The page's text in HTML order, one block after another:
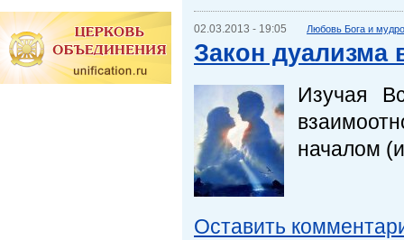
02.03.2013 - 19:05 Любовь Бога и
Закон дуализма
Изучая
началом
Оставить